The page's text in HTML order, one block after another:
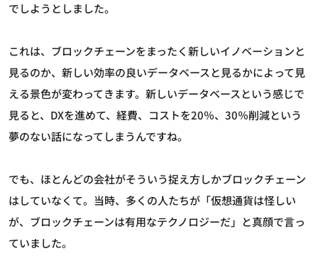
でしようとしました。
これは、ブロックチェーンをまったく新しいイノベーションと
見るのか、新しい効率の良いデータベースと見るかによって見
える景色が変わってきます。新しいデータベースという感じで
見ると、DXを進めて、経費、コストを20％、30％削減という
夢のない話になってしまうんですね。
でも、ほとんどの会社がそういう捉え方しかブロックチェーン
はしていなくて。当時、多くの人たちが「仮想通貨は怪しい
が、ブロックチェーンは有用なテクノロジーだ」と真顔で言っ
ていました。